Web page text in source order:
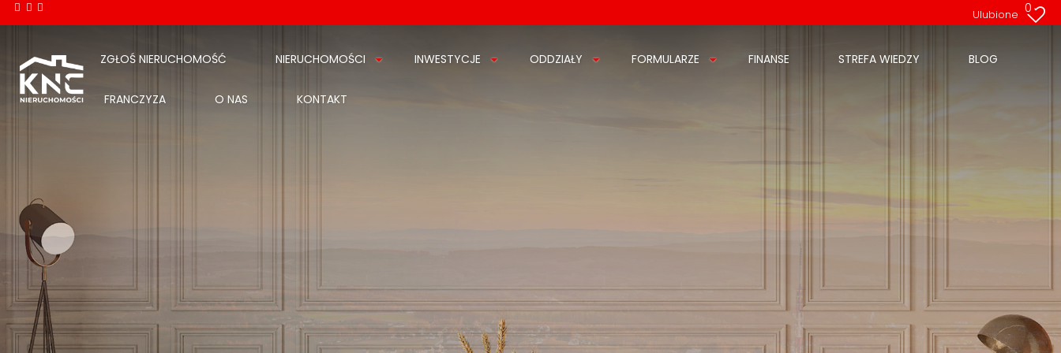
Ulubione 0
ZGŁOŚ NIERUCHOMOŚĆ NIERUCHOMOŚCI INWESTYCJE ODDZIAŁY FORMULARZE FINANSE STREFA WIEDZY BLOG
FRANCZYZA O NAS KONTAKT